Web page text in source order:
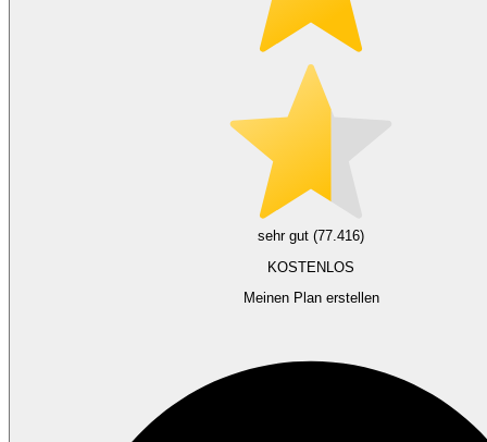
sehr gut (77.416)
KOSTENLOS
Meinen Plan erstellen